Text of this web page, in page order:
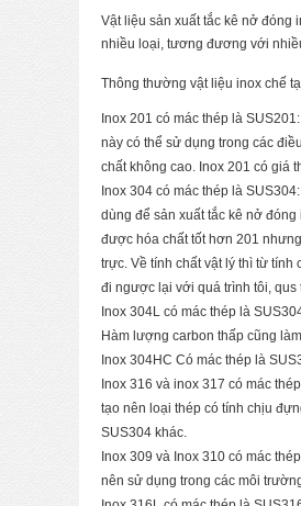
Vật liệu sản xuất tắc kê nở đóng
nhiều loại, tương đương với
Thông thường vật liệu inox chế
Inox 201 có mác thép là
này có thể sử dụng trong các
chất không cao. Inox 201 có giá
Inox 304 có mác thép là
dùng để sản xuất tắc kê nở
được hóa chất tốt hơn 201
trực. Về tính chất vật lý thì từ
đi ngược lại với quá trình tôi, qus
Inox 304L có mác thép là
Hàm lượng carbon thấp cũng
Inox 304HC Có mác thép là
Inox 316 và inox 317 có mác
tạo nên loại thép có tính chịu
SUS304 khác.
Inox 309 và Inox 310 có mác
nên sử dụng trong các môi